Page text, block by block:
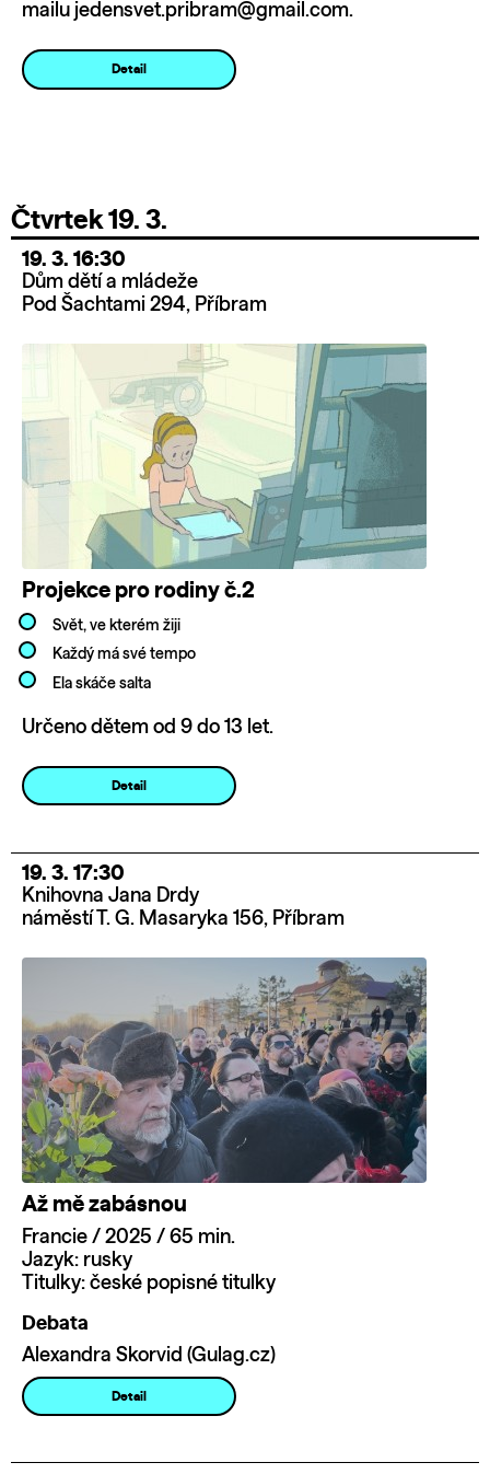
mailu jedensvet.pribram@gmail.com.
Detail
Čtvrtek 19. 3.
19. 3. 16:30
Dům dětí a mládeže
Pod Šachtami 294, Příbram
Projekce pro rodiny č.2
Svět, ve kterém žiji
Každý má své tempo
Ela skáče salta
Určeno dětem od 9 do 13 let.
Detail
19. 3. 17:30
Knihovna Jana Drdy
náměstí T. G. Masaryka 156, Příbram
Až mě zabásnou
Francie / 2025 / 65 min.
Jazyk: rusky
Titulky: české popisné titulky
Debata
Alexandra Skorvid (Gulag.cz)
Detail